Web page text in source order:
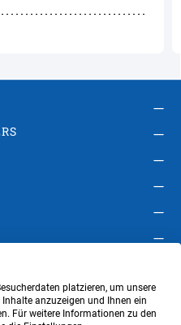
Verwaltung
platzieren, um unsere
anzuzeigen und Ihnen ein
Für weitere Informationen zu den